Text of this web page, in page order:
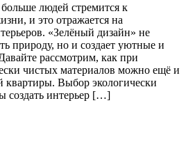
людей стремится к
и это отражается на
«Зелёный дизайн» не
природу, но и создает уютные и
рассмотрим, как при
чистых материалов можно ещё и
квартиры. Выбор экологически
создать интерьер […]